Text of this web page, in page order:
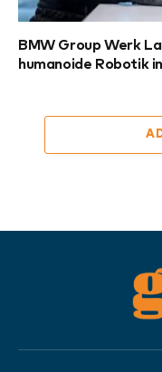
BMW Group Werk
humanoide Robotik